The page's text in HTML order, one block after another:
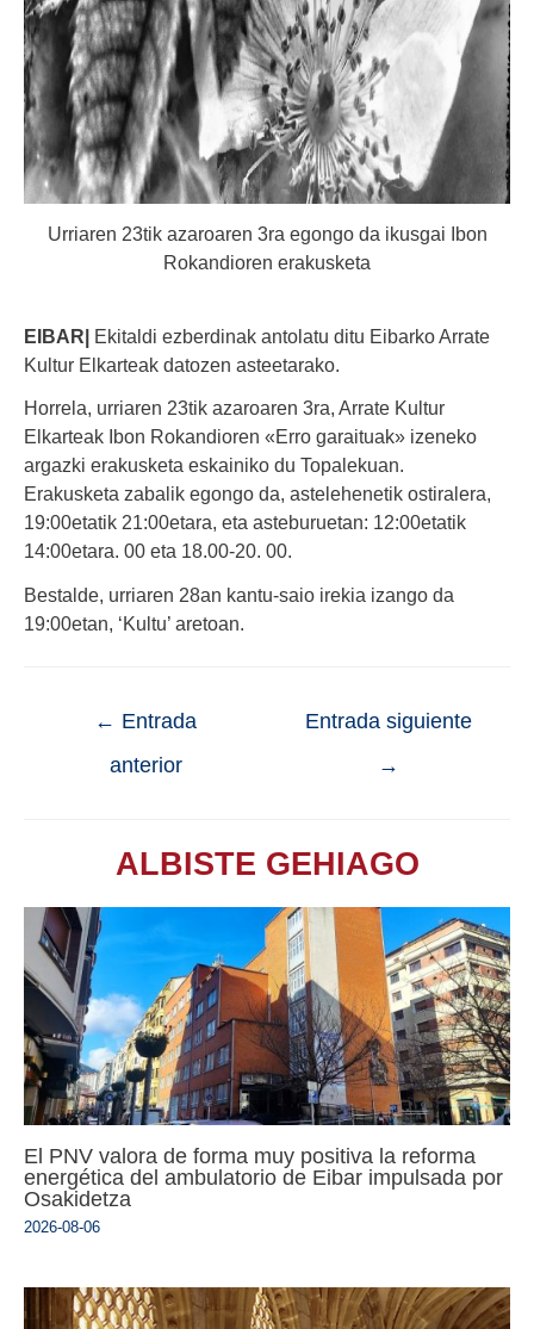
Urriaren 23tik azaroaren 3ra egongo da ikusgai Ibon
Rokandioren erakusketa
EIBAR| Ekitaldi ezberdinak antolatu ditu Eibarko Arrate
Kultur Elkarteak datozen asteetarako.
Horrela, urriaren 23tik azaroaren 3ra, Arrate Kultur
Elkarteak Ibon Rokandioren «Erro garaituak» izeneko
argazki erakusketa eskainiko du Topalekuan.
Erakusketa zabalik egongo da, astelehenetik ostiralera,
19:00etatik 21:00etara, eta asteburuetan: 12:00etatik
14:00etara. 00 eta 18.00-20. 00.
Bestalde, urriaren 28an kantu-saio irekia izango da
19:00etan, ‘Kultu’ aretoan.
← Entrada
anterior
Entrada siguiente
→
ALBISTE GEHIAGO
El PNV valora de forma muy positiva la reforma
energética del ambulatorio de Eibar impulsada por
Osakidetza
2026-08-06